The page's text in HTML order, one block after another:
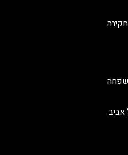
אביב